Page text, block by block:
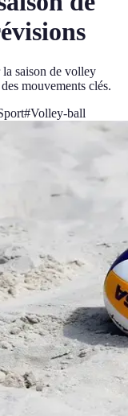
la saison de volley
mouvements clés.
#Volley-ball